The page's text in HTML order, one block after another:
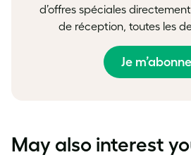
d’offres spéciales
de réception, toutes les
Je
May also interest